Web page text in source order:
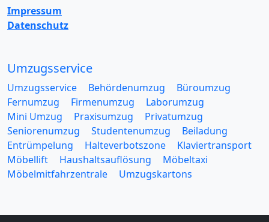
Impressum
Datenschutz
Umzugsservice
Umzugsservice Behördenumzug
Büroumzug
Fernumzug
Firmenumzug
Laborumzug
Mini Umzug
Praxisumzug
Privatumzug
Seniorenumzug
Studentenumzug
Beiladung
Entrümpelung
Halteverbotszone
Klaviertransport
Möbellift
Haushaltsauflösung
Möbeltaxi
Möbelmitfahrzentrale
Umzugskartons